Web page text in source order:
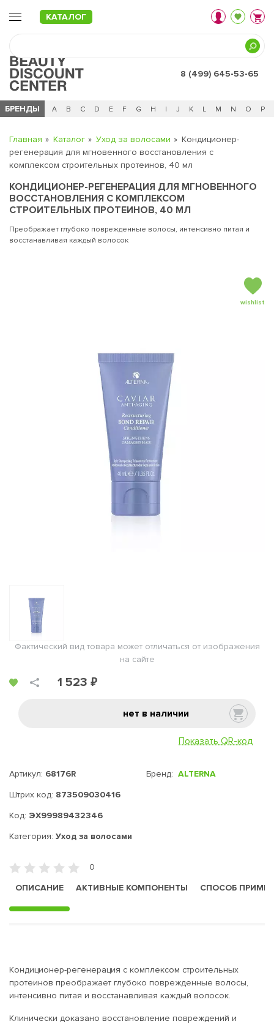
КАТАЛОГ
8 (499) 645-53-65
БРЕНДЫ
Ч 0 - 9 A B C D E F G H I J K L M N O P
Главная Каталог Уход за волосами
Кондиционер-
регенерация для мгновенного восстановления с
комплексом строительных протеинов, 40 мл
КОНДИЦИОНЕР-РЕГЕНЕРАЦИЯ ДЛЯ МГНОВЕННОГО
ВОССТАНОВЛЕНИЯ С КОМПЛЕКСОМ
СТРОИТЕЛЬНЫХ ПРОТЕИНОВ, 40 МЛ
Преображает глубоко поврежденные волосы, интенсивно питая и
восстанавливая каждый волосок
wishlist
Фактический вид товара может отличаться от изображения
на сайте
1 523 ₽
нет в наличии
Показать QR-код
Артикул: 68176R
Штрих код: 873509030416
Код: ЭХ99989432346
Бренд: ALTERNA
Категория: Уход за волосами
0
ОПИСАНИЕ
АКТИВНЫЕ КОМПОНЕНТЫ СПОСОБ
Кондиционер-регенерация с комплексом строительных
протеинов преображает глубоко поврежденные волосы,
интенсивно питая и восстанавливая каждый волосок.
Клинически доказано восстановление повреждений и